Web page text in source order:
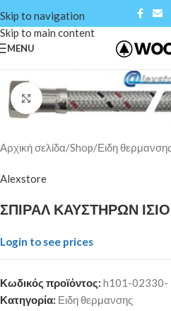
Skip to navigation
Skip to main content
MENU
Click to enlarge
Αρχική σελίδα/Shop/Ειδη
Alexstore
ΣΠΙΡΑΛ ΚΑΥΣΤΗΡΩΝ
Login to see prices
Κωδικός προϊόντος: h101-02330-
Κατηγορία: Ειδη θερμανσης